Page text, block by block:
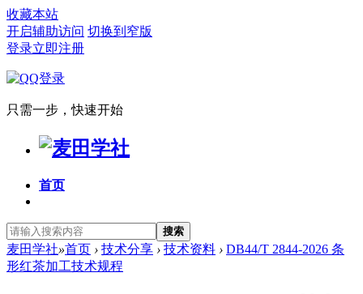
收藏本站
开启辅助访问 切换到窄版
登录立即注册
只需一步，快速开始
首页
搜索
麦田学社»首页 › 技术分享 › 技术资料 › DB44/T 2844-2026 条
形红茶加工技术规程